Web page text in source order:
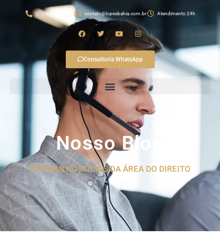
(21) 99982-4874 contato@lopesbahia.com.br Atendimento 24h
Consultoria WhatsApp
Nosso Blog
ÚLTIMAS NOSTÍCIAS DA ÁREA DO DIREITO